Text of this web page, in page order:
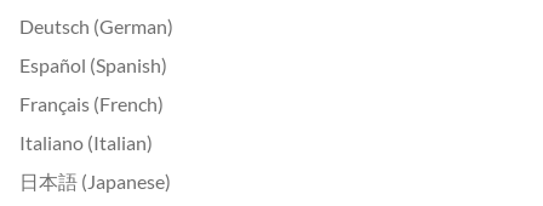
Deutsch (German)
Español (Spanish)
Français (French)
Italiano (Italian)
日本語 (Japanese)